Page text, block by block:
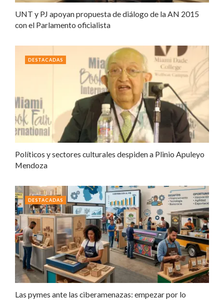
UNT y PJ apoyan propuesta de diálogo de la AN 2015
con el Parlamento oficialista
Políticos y sectores culturales despiden a Plinio Apuleyo
Mendoza
DESTACADAS
Las pymes ante las ciberamenazas: empezar por lo
DESTACADAS